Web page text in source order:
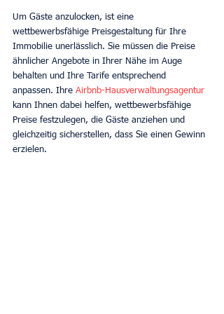
Um Gäste anzulocken, ist eine
wettbewerbsfähige Preisgestaltung für Ihre
Immobilie unerlässlich. Sie müssen die Preise
ähnlicher Angebote in Ihrer Nähe im Auge
behalten und Ihre Tarife entsprechend
anpassen. Ihre Airbnb-Hausverwaltungsagentur
kann Ihnen dabei helfen, wettbewerbsfähige
Preise festzulegen, die Gäste anziehen und
gleichzeitig sicherstellen, dass Sie einen Gewinn
erzielen.